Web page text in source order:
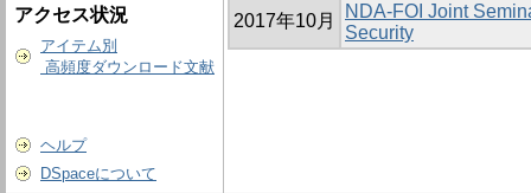
アクセス状況
アイテム別
高頻度ダウンロード文献
ヘルプ
DSpaceについて
2017年10月
NDA‐FOI Joint
Security